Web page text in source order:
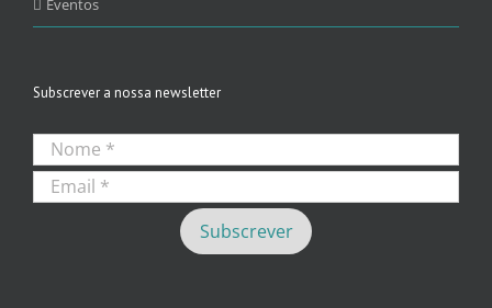
Eventos
Subscrever a nossa newsletter